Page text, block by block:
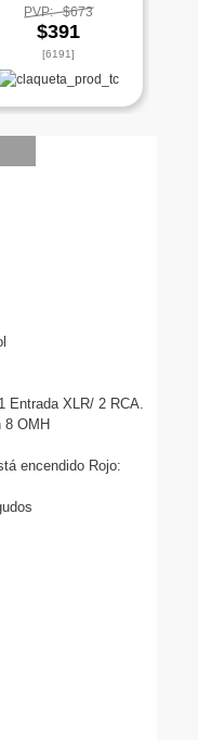
PVP: $673
$391
[6191]
Entrada XLR/ 2 RCA.
8 OMH
encendido Rojo: